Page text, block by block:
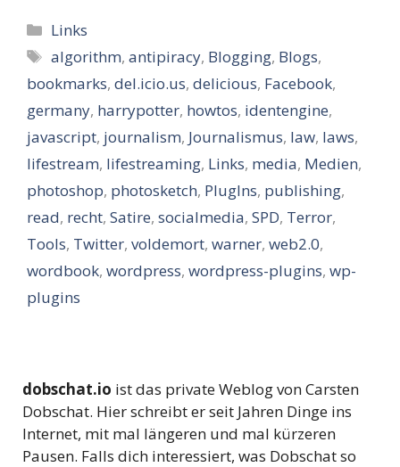
Kategorien
Links
Schlagwörter
algorithm,antipiracy, Blogging, Blogs,
bookmarks, del.icio.us, delicious, Facebook,
germany, harrypotter, howtos, identengine,
javascript, journalism, Journalismus, law, laws,
lifestream, lifestreaming, Links, media, Medien,
photoshop, photosketch, PlugIns, publishing,
read, recht, Satire, socialmedia, SPD, Terror,
Tools, Twitter, voldemort, warner, web2.0,
wordbook, wordpress, wordpress-plugins, wp-
plugins
dobschat.io ist das private Weblog von Carsten
Dobschat. Hier schreibt er seit Jahren Dinge ins
Internet, mit mal längeren und mal kürzeren
Pausen. Falls dich interessiert, was Dobschat so